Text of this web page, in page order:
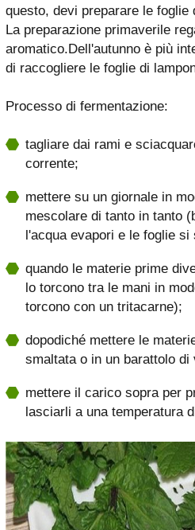
questo, devi preparare le foglie
La preparazione primaverile
aromatico.Dell'autunno è più
di raccogliere le foglie di
Processo di fermentazione:
tagliare dai rami e
corrente;
mettere su un giornale in
mescolare di tanto in tanto
l'acqua evapori e le foglie si
quando le materie prime
lo torcono tra le mani in
torcono con un tritacarne);
dopodiché mettere le
smaltata o in un barattolo
mettere il carico sopra per
lasciarli a una temperatura